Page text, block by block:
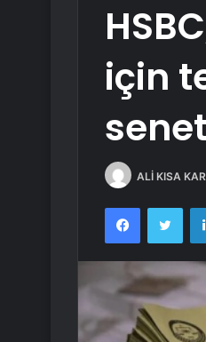
için
ALİ KISA
Facebook